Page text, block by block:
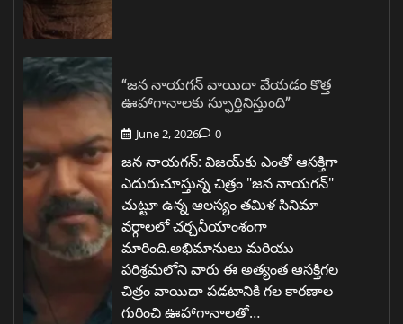
“జన నాయగన్ వాయిదా వేయడం కొత్త
ఊహాగానాలకు స్ఫూర్తినిస్తుంది”
June 2, 2026 0
జన నాయగన్: విజయ్‌కు ఎంతో ఆసక్తిగా
ఎదురుచూస్తున్న చిత్రం "జన నాయగన్"
చుట్టూ ఉన్న ఆలస్యం తమిళ సినిమా
వర్గాలలో చర్చనీయాంశంగా
మారింది.అభిమానులు మరియు
పరిశ్రమలోని వారు ఈ అత్యంత ఆసక్తిగల
చిత్రం వాయిదా పడటానికి గల కారణాల
గురించి ఊహాగానాలతో…